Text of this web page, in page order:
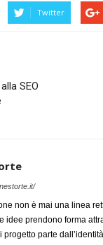
Twitter
SEO
non è mai una linea
idee prendono forma
progetto parte